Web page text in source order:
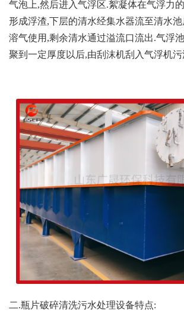
气泡上,然后进入气浮区.絮凝体在气浮力
形成浮渣,下层的清水经集水器流至清水
溶气使用,剩余清水通过溢流口流出.气浮
聚到一定厚度以后,由刮沫机刮入气浮机
二.瓶片破碎清洗污水处理设备特点: